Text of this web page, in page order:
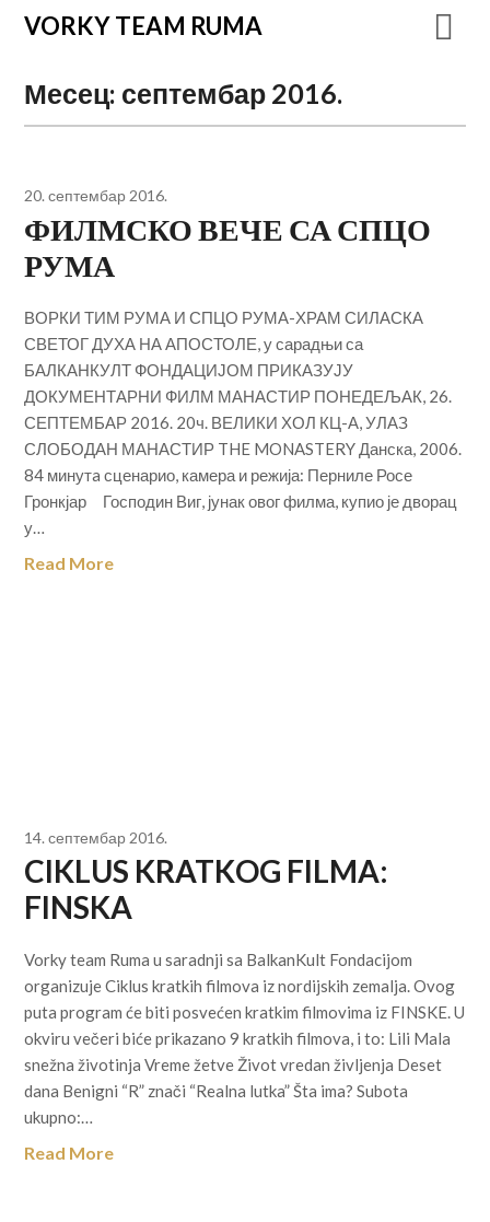
VORKY TEAM RUMA
Месец: септембар 2016.
20. септембар 2016.
ФИЛМСКО ВЕЧЕ СА СПЦО
РУМА
ВОРКИ ТИМ РУМА И СПЦО РУМА-ХРАМ СИЛАСКА
СВЕТОГ ДУХА НА АПОСТОЛЕ, у сарадњи са
БАЛКАНКУЛТ ФОНДАЦИЈОМ ПРИКАЗУЈУ
ДОКУМЕНТАРНИ ФИЛМ МАНАСТИР ПОНЕДЕЉАК, 26.
СЕПТЕМБАР 2016. 20ч. ВЕЛИКИ ХОЛ КЦ-А, УЛАЗ
СЛОБОДАН МАНАСТИР THE MONASTERY Данска, 2006.
84 минутa сценарио, камера и режија: Перниле Росе
Гронкјар Господин Виг, јунак овог филма, купио је дворац
у…
Read More
14. септембар 2016.
CIKLUS KRATKOG FILMA:
FINSKA
Vorky team Ruma u saradnji sa BalkanKult Fondacijom
organizuje Ciklus kratkih filmova iz nordijskih zemalja. Ovog
puta program će biti posvećen kratkim filmovima iz FINSKE. U
okviru večeri biće prikazano 9 kratkih filmova, i to: Lili Mala
snežna životinja Vreme žetve Život vredan življenja Deset
dana Benigni “R” znači “Realna lutka” Šta ima? Subota
ukupno:…
Read More